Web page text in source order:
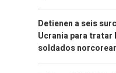
Detienen a seis
Ucrania para
soldados